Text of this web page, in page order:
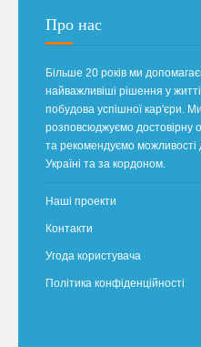
Про нас
Більше 20 років ми
найважливіші рішення у
побудова успішної кар'єри.
розповсюджуємо достовірну
та рекомендуємо можливості
Україні та за кордоном.
Наші проекти
Контакти
Угода користувача
Політика конфіденційності